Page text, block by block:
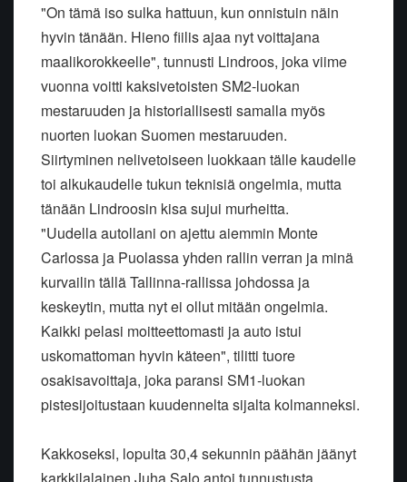
"On tämä iso sulka hattuun, kun onnistuin näin
hyvin tänään. Hieno fiilis ajaa nyt voittajana
maalikorokkeelle", tunnusti Lindroos, joka viime
vuonna voitti kaksivetoisten SM2-luokan
mestaruuden ja historiallisesti samalla myös
nuorten luokan Suomen mestaruuden.
Siirtyminen nelivetoiseen luokkaan tälle kaudelle
toi alkukaudelle tukun teknisiä ongelmia, mutta
tänään Lindroosin kisa sujui murheitta.
"Uudella autollani on ajettu aiemmin Monte
Carlossa ja Puolassa yhden rallin verran ja minä
kurvailin tällä Tallinna-rallissa johdossa ja
keskeytin, mutta nyt ei ollut mitään ongelmia.
Kaikki pelasi moitteettomasti ja auto istui
uskomattoman hyvin käteen", tilitti tuore
osakisavoittaja, joka paransi SM1-luokan
pistesijoitustaan kuudennelta sijalta kolmanneksi.
Kakkoseksi, lopulta 30,4 sekunnin päähän jäänyt
karkkilalainen Juha Salo antoi tunnustusta